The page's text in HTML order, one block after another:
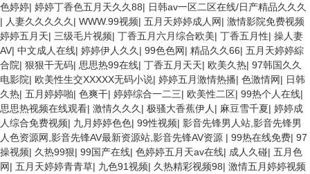
色婷婷| 婷婷丁香色五月天久久88| 日韩av一区二区在线/日产精品久久久
| 人妻久久久久久 | WWW.99视频| 五月天婷婷成人网| 激情影院免费视频
婷婷五月天| 三级毛片视频| 丁香五月六月综合欧美| 丁香五月性| 操人妻
AV| 中文成人在线| 婷婷伊人久久 | 99色色网| 精品久久66| 五月天婷婷綜
合院| 狠狠干无码| 思思热99在线| 丁香五月天天| 欧美久热| 97韩国久久
电影院| 欧美性生交XXXXX无码小说| 婷婷五月激情热播| 色激情网| 日韩
久热| 五月婷婷啪| 色爽干| 婷婷综合一二三| 欧美性二区| 99热个人在线|
思思热视频在线观看| 激情久久久 | 极骚大香蕉伊人 | 麻豆雪千夏| 婷婷成
人综合免费视频| 九月婷婷色色| 99性视频| 影音先锋男人站,影音先锋男
人色资源网,影音先锋AV最新资源站,影音先锋AV资源 | 99热在线免费| 97
操视频| 久热99狠| 99国产在线| 色婷婷五月天av在线| 成人久碰| 五月色
网| 五月天婷婷青青草| 九色91视频| 久热精彩视频98| 激情五月婷婷视频